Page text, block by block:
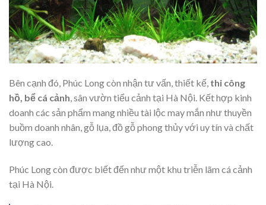
Bên cạnh đó, Phúc Long còn nhận tư vấn, thiết kế, thi công
hồ, bể cá cảnh, sân vườn tiểu cảnh tại Hà Nội. Kết hợp kinh
doanh các sản phẩm mang nhiều tài lộc may mắn như thuyền
buồm doanh nhân, gỗ lụa, đồ gỗ phong thủy với uy tín và chất
lượng cao.
Phúc Long còn được biết đến như một khu triễn lãm cá cảnh
tại Hà Nội.